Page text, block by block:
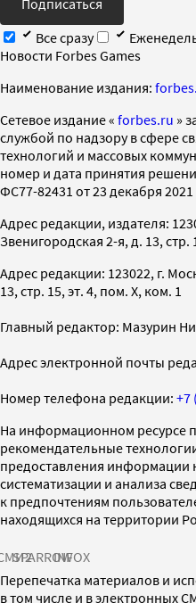
Все сразу
Новости Forbes Games
Наименование издания:
Cетевое издание « forbes.ru »
службой по надзору в сфере
технологий и массовых
номер и дата принятия
ФС77-82431 от 23 декабря 2021
Адрес редакции, издателя:
Звенигородская 2-я, д. 13, стр.
Адрес редакции: 123022, г.
13, стр. 15, эт. 4, пом. X, ком. 1
Главный редактор: Мазурин
Адрес электронной почты
Номер телефона редакции: +7
На информационном ресурсе
рекомендательные
предоставления информации
систематизации и анализа
к предпочтениям
находящихся на территории
SPARROWINFOX
Перепечатка материалов и
в том числе и в электронных